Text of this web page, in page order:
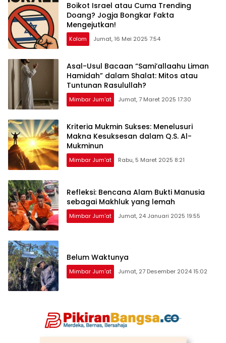
Boikot Israel atau Cuma Trending
Doang? Jogja Bongkar Fakta
Mengejutkan!
Kolom Jumat, 16 Mei 2025 7:54
Asal-Usul Bacaan “Sami’allaahu Liman
Hamidah” dalam Shalat: Mitos atau
Tuntunan Rasulullah?
Mimbar Jum'at Jumat, 7 Maret 2025 17:30
Kriteria Mukmin Sukses: Menelusuri
Makna Kesuksesan dalam Q.S. Al-
Mukminun
Mimbar Jum'at Rabu, 5 Maret 2025 8:21
Refleksi: Bencana Alam Bukti Manusia
sebagai Makhluk yang lemah
Mimbar Jum'at Jumat, 24 Januari 2025 19:55
Belum Waktunya
Mimbar Jum'at Jumat, 27 Desember 2024 15:02